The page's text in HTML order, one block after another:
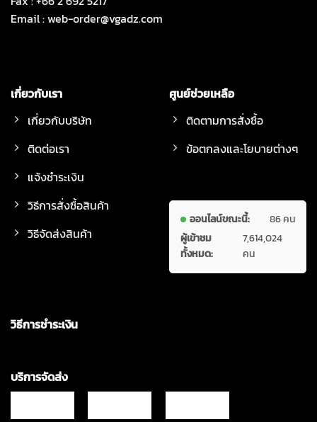
Email :web-order@vgadz.com
เกี่ยวกับเรา
เกี่ยวกับบริษัท
ติดต่อเรา
แจ้งชำระเงิน
วิธีการสั่งซื้อสินค้า
วิธีจัดส่งสินค้า
ศูนย์ช่วยเหลือ
ติดตามการสั่งซื้อ
ข้อตกลงและโยบายต่างๆ
ออนไลน์ขณะนี้:
86 คน
ผู้เข้าชม
ทั้งหมด:
7,614,024
คน
วิธีการชำระเงิน
บริการจัดส่ง